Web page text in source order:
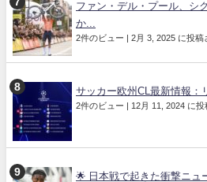
ファン・デル・プール、シ
か...
2件のビュー 2月 3, 2025 に投稿
サッカー欧州CL最新情報：
2件のビュー 12月 11, 2024 に投
🌟 日本戦で起きた衝撃ニュ